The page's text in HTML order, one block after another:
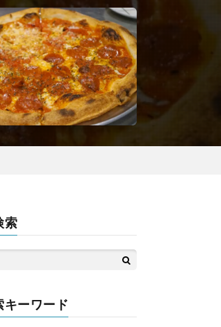
索
キーワード